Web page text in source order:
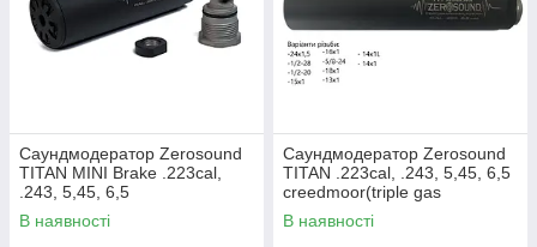
Саундмодератор Zerosound
TITAN MINI Brake .223cal,
.243, 5,45, 6,5
Creedmoor(triple gas
unloading system)
В наявності
Саундмодератор Zerosound
TITAN .223cal, .243, 5,45, 6,5
creedmoor(triple gas
unloading system)
В наявності